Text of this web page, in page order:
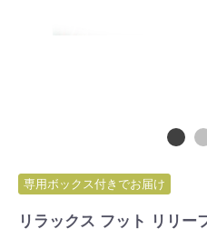
専用ボックス付きでお届け
リラックス フット リリ